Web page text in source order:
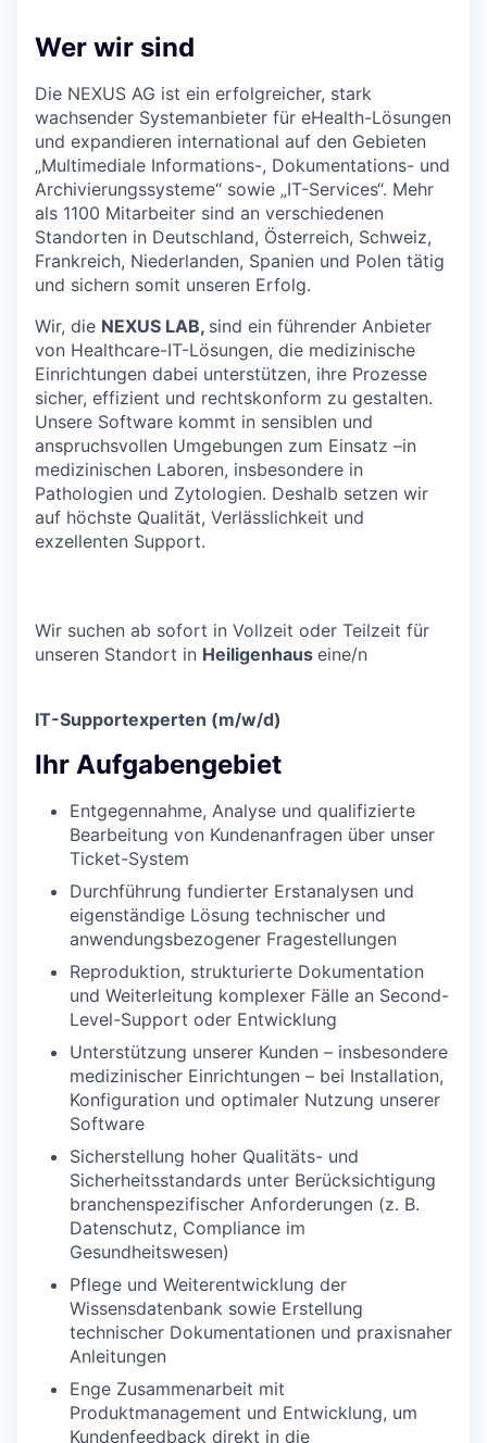
Wer wir sind
Die NEXUS AG ist ein erfolgreicher, stark
wachsender Systemanbieter für eHealth-Lösungen
und expandieren international auf den Gebieten
„Multimediale Informations-, Dokumentations- und
Archivierungssysteme“ sowie „IT-Services“. Mehr
als 1100 Mitarbeiter sind an verschiedenen
Standorten in Deutschland, Österreich, Schweiz,
Frankreich, Niederlanden, Spanien und Polen tätig
und sichern somit unseren Erfolg.
Wir, die NEXUS LAB, sind ein führender Anbieter
von Healthcare-IT-Lösungen, die medizinische
Einrichtungen dabei unterstützen, ihre Prozesse
sicher, effizient und rechtskonform zu gestalten.
Unsere Software kommt in sensiblen und
anspruchsvollen Umgebungen zum Einsatz –in
medizinischen Laboren, insbesondere in
Pathologien und Zytologien. Deshalb setzen wir
auf höchste Qualität, Verlässlichkeit und
exzellenten Support.
Wir suchen ab sofort in Vollzeit oder Teilzeit für
unseren Standort in Heiligenhaus eine/n
IT-Supportexperten (m/w/d)
Ihr Aufgabengebiet
Entgegennahme, Analyse und qualifizierte
Bearbeitung von Kundenanfragen über unser
Ticket-System
Durchführung fundierter Erstanalysen und
eigenständige Lösung technischer und
anwendungsbezogener Fragestellungen
Reproduktion, strukturierte Dokumentation
und Weiterleitung komplexer Fälle an Second-
Level-Support oder Entwicklung
Unterstützung unserer Kunden – insbesondere
medizinischer Einrichtungen – bei Installation,
Konfiguration und optimaler Nutzung unserer
Software
Sicherstellung hoher Qualitäts- und
Sicherheitsstandards unter Berücksichtigung
branchenspezifischer Anforderungen (z. B.
Datenschutz, Compliance im
Gesundheitswesen)
Pflege und Weiterentwicklung der
Wissensdatenbank sowie Erstellung
technischer Dokumentationen und praxisnaher
Anleitungen
Enge Zusammenarbeit mit
Produktmanagement und Entwicklung, um
Kundenfeedback direkt in die